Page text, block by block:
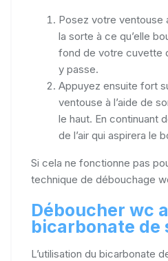
Posez votre ventouse
la sorte à ce qu’elle
fond de votre cuvette
y passe.
Appuyez ensuite fort
ventouse à l’aide de
le haut. En continuant
de l’air qui aspirera le
Si cela ne fonctionne pas
technique de débouchage
Déboucher wc
bicarbonate de
L’utilisation du bicarbonate